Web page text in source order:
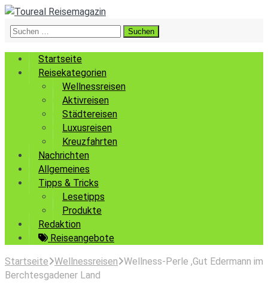
Suchen
Startseite
Reisekategorien
Wellnessreisen
Aktivreisen
Städtereisen
Luxusreisen
Kreuzfahrten
Nachrichten
Allgemeines
Tipps & Tricks
Lesetipps
Produkte
Redaktion
Reiseangebote
Startseite Wellnessreisen Wellness-Perle ,Gut Edermann im
Berchtesgadener Land